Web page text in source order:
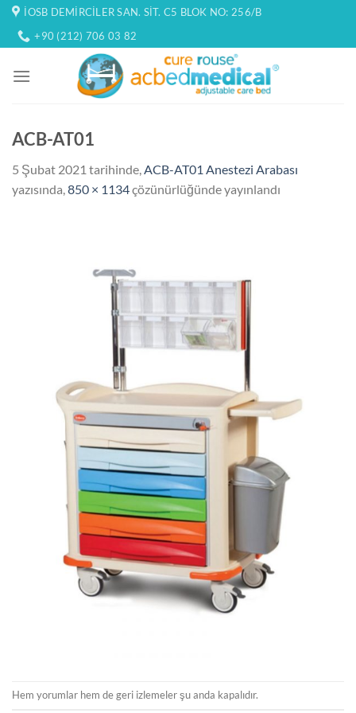
İçeriğe
atla
İOSB DEMIRCILER SAN. SIT. C5 BLOK NO: 256/B
+90 (212) 706 03 82
ACB-AT01
5 Şubat 2021 tarihinde,ACB-AT01 Anestezi Arabası
yazısında,850 × 1134çözünürlüğünde yayınlandı
Hem yorumlar hem de geri izlemeler şu anda kapalıdır.